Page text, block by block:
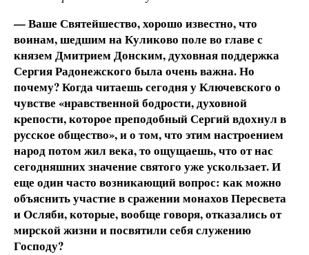
— Ваше Святейшество, хорошо известно, что
воинам, шедшим на Куликово поле во главе с
князем Дмитрием Донским, духовная поддержка
Сергия Радонежского была очень важна. Но
почему? Когда читаешь сегодня у Ключевского о
чувстве «нравственной бодрости, духовной
крепости, которое преподобный Сергий вдохнул в
русское общество», и о том, что этим настроением
народ потом жил века, то ощущаешь, что от нас
сегодняшних значение святого уже ускользает. И
еще один часто возникающий вопрос: как можно
объяснить участие в сражении монахов Пересвета
и Осляби, которые, вообще говоря, отказались от
мирской жизни и посвятили себя служению
Господу?